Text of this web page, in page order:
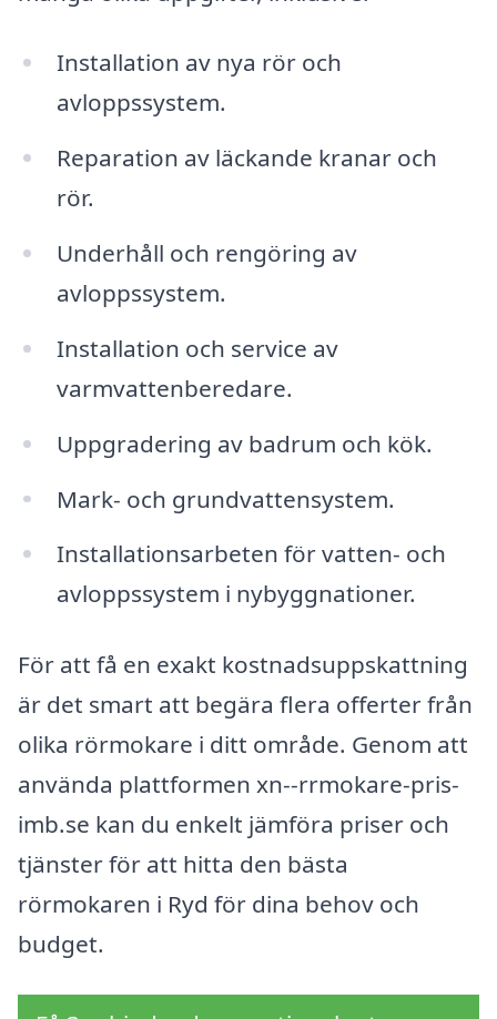
Installation av nya rör och
avloppssystem.
Reparation av läckande kranar och
rör.
Underhåll och rengöring av
avloppssystem.
Installation och service av
varmvattenberedare.
Uppgradering av badrum och kök.
Mark- och grundvattensystem.
Installationsarbeten för vatten- och
avloppssystem i nybyggnationer.
För att få en exakt kostnadsuppskattning
är det smart att begära flera offerter från
olika rörmokare i ditt område. Genom att
använda plattformen xn--rrmokare-pris-
imb.se kan du enkelt jämföra priser och
tjänster för att hitta den bästa
rörmokaren i Ryd för dina behov och
budget.